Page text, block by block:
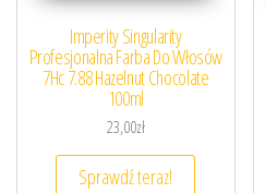
Imperity Singularity
Profesjonalna Farba Do Włosów
7Hc 7.88 Hazelnut Chocolate
100ml
23,00zł
Sprawdź teraz!